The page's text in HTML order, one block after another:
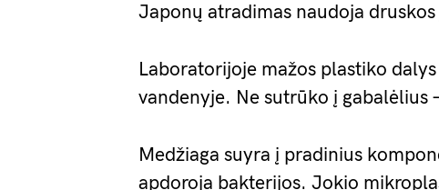
Japonų atradimas naudoja
Laboratorijoje mažos plastiko
vandenyje. Ne sutrūko į gabalėlius
Medžiaga suyra į pradinius
apdoroja bakterijos. Jokio